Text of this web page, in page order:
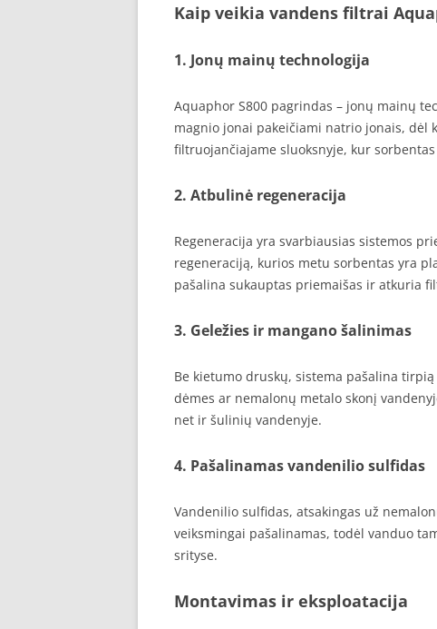
Kaip veikia vandens filtrai
1. Jonų mainų technologija
Aquaphor S800 pagrindas – jonų mainų
magnio jonai pakeičiami natrio jonais, dėl
filtruojančiajame sluoksnyje, kur
2. Atbulinė regeneracija
Regeneracija yra svarbiausias sistemos
regeneraciją, kurios metu sorbentas yra
pašalina sukauptas priemaišas ir atkuria
3. Geležies ir mangano šalinimas
Be kietumo druskų, sistema pašalina
dėmes ar nemalonų metalo skonį
net ir šulinių vandenyje.
4. Pašalinamas vandenilio sulfidas
Vandenilio sulfidas, atsakingas už
veiksmingai pašalinamas, todėl vanduo
srityse.
Montavimas ir eksploatacija